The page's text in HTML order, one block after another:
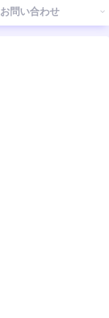
お問い合わせ